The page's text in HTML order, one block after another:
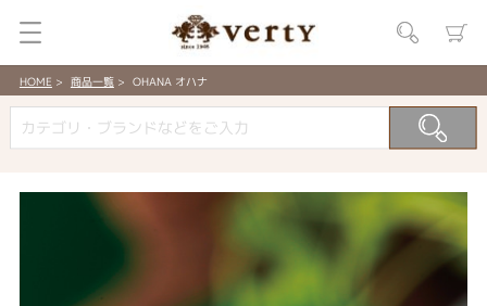
HOME 商品一覧 OHANA オハナ